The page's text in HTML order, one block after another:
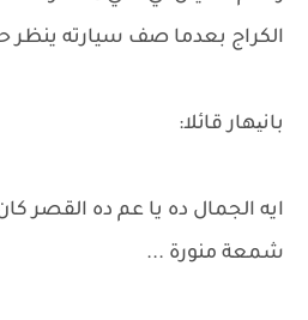
الكراج بعدما صف سيارته ينظر
بانیهار قائلا:
ايه الجمال ده يا عم ده القصر
شمعة منورة ...